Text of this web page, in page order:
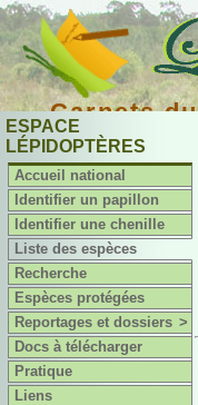
Carnets
ESPACE
LÉPIDOPTÈRES
Accueil national
Identifier un papillon
Identifier une chenille
Liste des espèces
Recherche
Espèces protégées
Reportages et dossiers >
Docs à télécharger
Pratique
Liens